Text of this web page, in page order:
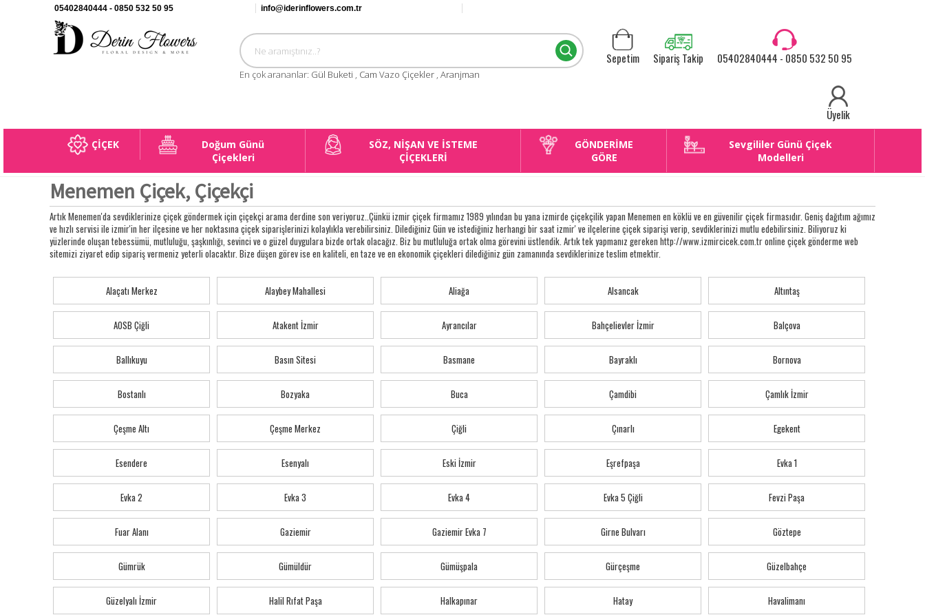
05402840444 - 0850 532 50 95 info@iderinflowers.com.tr
En çok arananlar: Gül Buketi , Cam Vazo Çiçekler , Aranjman
05402840444 - 0850 532 50 95
Sipariş Takip
Sepetim
Üyelik
ÇİÇEK
Doğum Günü
Çiçekleri
SÖZ, NİŞAN VE İSTEME
ÇİÇEKLERİ
GÖNDERİME
GÖRE
Sevgililer Günü Çiçek
Modelleri
Menemen Çiçek, Çiçekçi
Artık Menemen'da sevdiklerinize çiçek göndermek için çiçekçi arama derdine son veriyoruz..Çünkü izmir çiçek firmamız 1989 yılından bu yana izmirde çiçekçilik yapan Menemen en köklü ve en güvenilir çiçek firmasıdır. Geniş dağıtım ağımız
ve hızlı servisi ile izmir'in her ilçesine ve her noktasına çiçek siparişlerinizi kolaylıkla verebilirsiniz. Dilediğiniz Gün ve istediğiniz herhangi bir saat izmir' ve ilçelerine çiçek siparişi verip, sevdiklerinizi mutlu edebilirsiniz. Biliyoruz ki
yüzlerinde oluşan tebessümü, mutluluğu, şaşkınlığı, sevinci ve o güzel duygulara bizde ortak olacağız. Biz bu mutluluğa ortak olma görevini üstlendik. Artık tek yapmanız gereken http://www.izmircicek.com.tr online çiçek gönderme web
sitemizi ziyaret edip sipariş vermeniz yeterli olacaktır. Bize düşen görev ise en kaliteli, en taze ve en ekonomik çiçekleri dilediğiniz gün zamanında sevdiklerinize teslim etmektir.
Alaçatı Merkez Alaybey Mahallesi Aliağa Alsancak Altıntaş
AOSB Çiğli Atakent İzmir Ayrancılar Bahçelievler İzmir Balçova
Ballıkuyu Basın Sitesi Basmane Bayraklı Bornova
Bostanlı Bozyaka Buca Çamdibi Çamlık İzmir
Çeşme Altı Çeşme Merkez Çiğli Çınarlı Egekent
Esendere Esenyalı Eski İzmir Eşrefpaşa Evka 1
Evka 2 Evka 3 Evka 4 Evka 5 Çiğli Fevzi Paşa
Fuar Alanı Gaziemir Gaziemir Evka 7 Girne Bulvarı Göztepe
Gümrük Gümüldür Gümüşpala Gürçeşme Güzelbahçe
Güzelyalı İzmir Halil Rıfat Paşa Halkapınar Hatay Havalimanı